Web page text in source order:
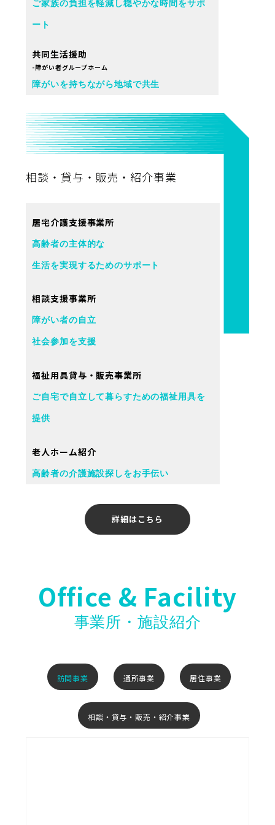
ご家族の負担を軽減し穏やかな時間をサポ
ート
共同生活援助
-障がい者グループホーム
障がいを持ちながら地域で共生
相談・貸与・販売・紹介事業
居宅介護支援事業所
高齢者の主体的な
生活を実現するためのサポート
相談支援事業所
障がい者の自立
社会参加を支援
福祉用具貸与・販売事業所
ご自宅で自立して暮らすための福祉用具を
提供
老人ホーム紹介
高齢者の介護施設探しをお手伝い
詳細はこちら
Office & Facility
事業所・施設紹介
訪問事業 通所事業 居住事業
相談・貸与・販売・紹介事業